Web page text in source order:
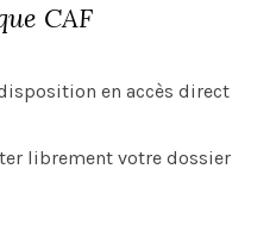
CAF
en accès direct
librement votre dossier